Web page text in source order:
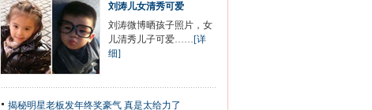
刘涛儿女清秀可爱
刘涛微博晒孩子照片，女
儿清秀儿子可爱……[详
细]
揭秘明星老板发年终奖豪气 真是太给力了